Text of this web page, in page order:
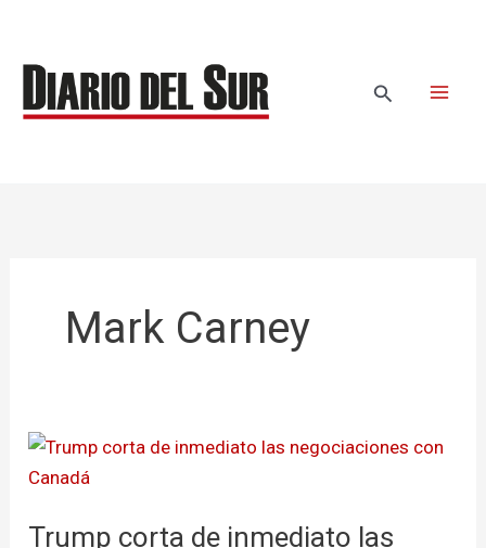
contenido
Buscar
Mark Carney
Trump corta de inmediato las
Trump
corta
inmediato